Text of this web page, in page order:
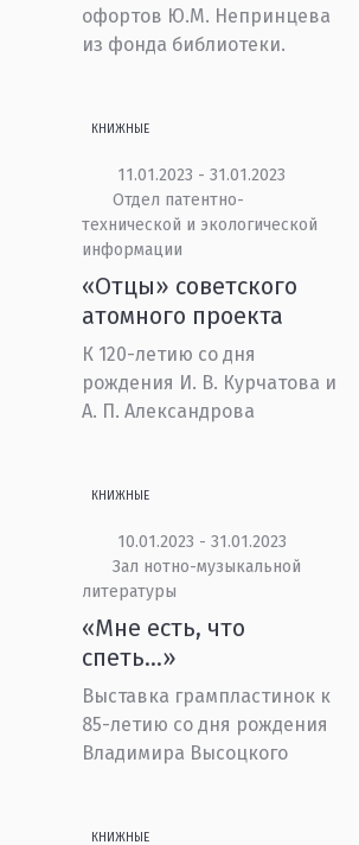
офортов Ю.М. Непринцева
из фонда библиотеки.
КНИЖНЫЕ
11.01.2023 - 31.01.2023
Отдел патентно-
технической и экологической
информации
«Отцы» советского
атомного проекта
К 120-летию со дня
рождения И. В. Курчатова и
А. П. Александрова
КНИЖНЫЕ
10.01.2023 - 31.01.2023
Зал нотно-музыкальной
литературы
«Мне есть, что
спеть…»
Выставка грампластинок к
85-летию со дня рождения
Владимира Высоцкого
КНИЖНЫЕ